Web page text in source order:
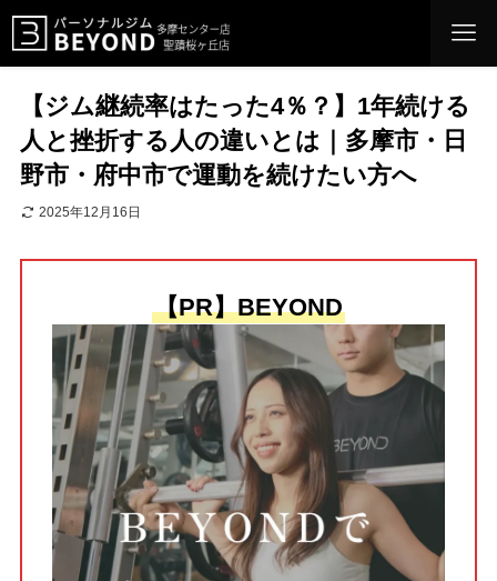
【ジム継続率はたった4％？】1年続ける
人と挫折する人の違いとは｜多摩市・日
野市・府中市で運動を続けたい方へ
2025年12月16日
【PR】BEYOND